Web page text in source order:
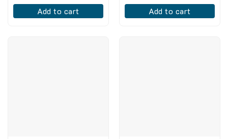
Add to cart Add to cart